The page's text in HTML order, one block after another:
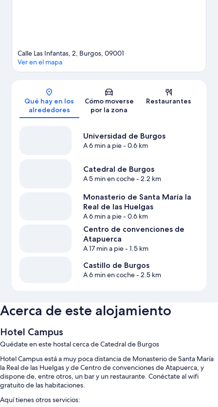
Mapa
Calle Las Infantas, 2, Burgos, 09001
Ver en el mapa
Qué hay en los
alrededores
Cómo moverse
por la zona
Restaurantes
Universidad de Burgos
A 6 min a pie- 0.6 km
Catedral de Burgos
A 5 min en coche- 2.2 km
Monasterio de Santa María la
Real de las Huelgas
A 6 min a pie- 0.6 km
Centro de convenciones de
Atapuerca
A 17 min a pie- 1.5 km
Castillo de Burgos
A 6 min en coche- 2.5 km
Acerca de este alojamiento
Hotel Campus
Quédate en este hostal cerca de Catedral de Burgos
Hotel Campus está a muy poca distancia de Monasterio de Santa María
la Real de las Huelgas y de Centro de convenciones de Atapuerca, y
dispone de, entre otros, un bar y un restaurante. Conéctate al wifi
gratuito de las habitaciones.
Aquí tienes otros servicios: